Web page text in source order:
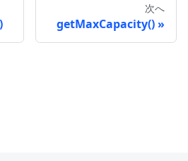
次へ
getMaxCapacity()